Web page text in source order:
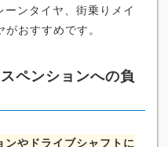
ンタイヤ、街乗りメイ
おすすめです。
ペンションへの負
ンやドライブシャフトに